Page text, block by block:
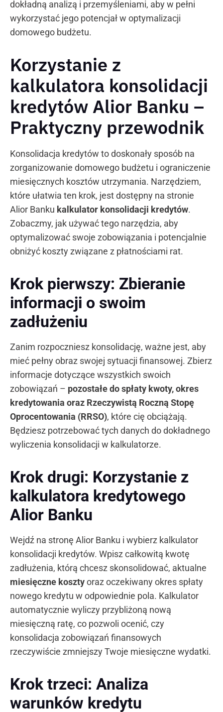
dokładną analizą i przemyśleniami, aby w pełni
wykorzystać jego potencjał w optymalizacji
domowego budżetu.
Korzystanie z
kalkulatora konsolidacji
kredytów Alior Banku –
Praktyczny przewodnik
Konsolidacja kredytów to doskonały sposób na
zorganizowanie domowego budżetu i ograniczenie
miesięcznych kosztów utrzymania. Narzędziem,
które ułatwia ten krok, jest dostępny na stronie
Alior Banku kalkulator konsolidacji kredytów.
Zobaczmy, jak używać tego narzędzia, aby
optymalizować swoje zobowiązania i potencjalnie
obniżyć koszty związane z płatnościami rat.
Krok pierwszy: Zbieranie
informacji o swoim
zadłużeniu
Zanim rozpoczniesz konsolidację, ważne jest, aby
mieć pełny obraz swojej sytuacji finansowej. Zbierz
informacje dotyczące wszystkich swoich
zobowiązań – pozostałe do spłaty kwoty, okres
kredytowania oraz Rzeczywistą Roczną Stopę
Oprocentowania (RRSO), które cię obciążają.
Będziesz potrzebować tych danych do dokładnego
wyliczenia konsolidacji w kalkulatorze.
Krok drugi: Korzystanie z
kalkulatora kredytowego
Alior Banku
Wejdź na stronę Alior Banku i wybierz kalkulator
konsolidacji kredytów. Wpisz całkowitą kwotę
zadłużenia, którą chcesz skonsolidować, aktualne
miesięczne kosztyoraz oczekiwany okres spłaty
nowego kredytu w odpowiednie pola. Kalkulator
automatycznie wyliczy przybliżoną nową
miesięczną ratę, co pozwoli ocenić, czy
konsolidacja zobowiązań finansowych
rzeczywiście zmniejszy Twoje miesięczne wydatki.
Krok trzeci: Analiza
warunków kredytu